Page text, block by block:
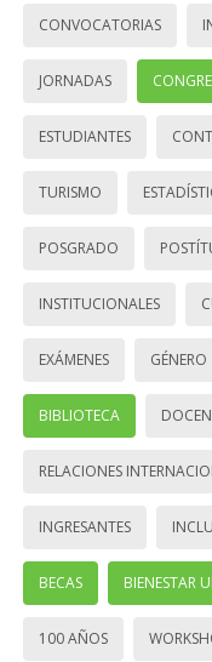
CONVOCATORIAS
JORNADAS
ESTUDIANTES
TURISMO
POSGRADO
INSTITUCIONALES
EXÁMENES GÉNERO
BIBLIOTECA
RELACIONES
INGRESANTES
BECAS BIENESTAR
100 AÑOS